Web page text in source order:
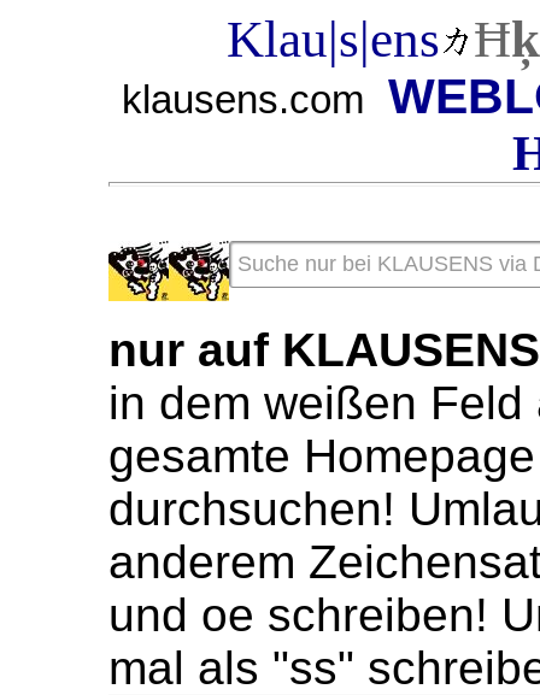
Klau|s|ens Ħķ
klausens.com
nur auf
in dem weißen
gesamte
durchsuchen!
anderem
und oe schreiben!
mal als "ss"